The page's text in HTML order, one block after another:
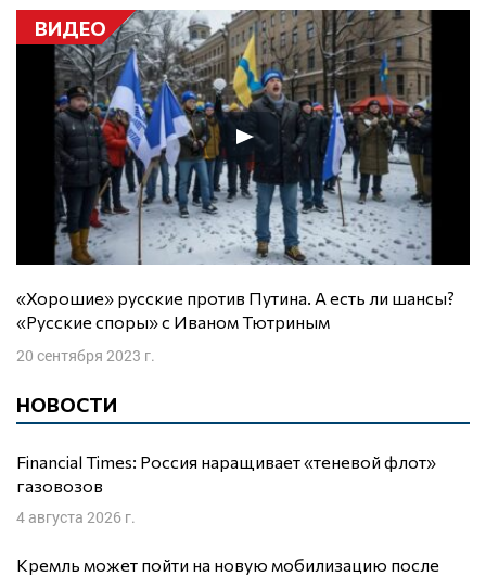
ВИДЕО
«Хорошие» русские против Путина. А есть ли шансы?
«Русские споры» с Иваном Тютриным
20 сентября 2023 г.
НОВОСТИ
Financial Times: Россия наращивает «теневой флот»
газовозов
4 августа 2026 г.
Кремль может пойти на новую мобилизацию после